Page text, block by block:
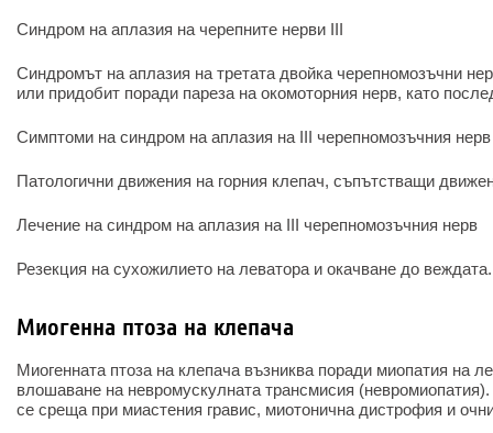
Синдром на аплазия на черепните нерви III
Синдромът на аплазия на третата двойка черепномозъчни
или придобит поради пареза на окомоторния нерв, като
Симптоми на синдром на аплазия на III черепномозъчния нерв
Патологични движения на горния клепач, съпътстващи
Лечение на синдром на аплазия на III черепномозъчния нерв
Резекция на сухожилието на леватора и окачване до веждата.
Миогенна птоза на клепача
Миогенната птоза на клепача възниква поради миопатия на
влошаване на невромускулната трансмисия
се среща при миастения гравис, миотонична дистрофия и